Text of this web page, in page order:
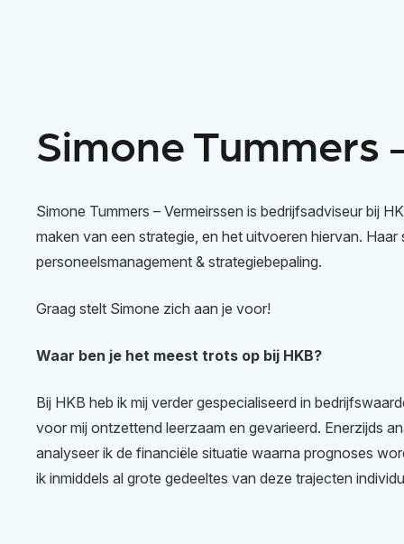
Simone Tummers
Simone Tummers – Vermeirssen is bedrijfsadviseur bij
maken van een strategie, en het uitvoeren hiervan.
personeelsmanagement & strategiebepaling.
Graag stelt Simone zich aan je voor!
Waar ben je het meest trots op bij HKB?
Bij HKB heb ik mij verder gespecialiseerd in
voor mij ontzettend leerzaam en gevarieerd. Enerzijds
analyseer ik de financiële situatie waarna prognoses
ik inmiddels al grote gedeeltes van deze trajecten